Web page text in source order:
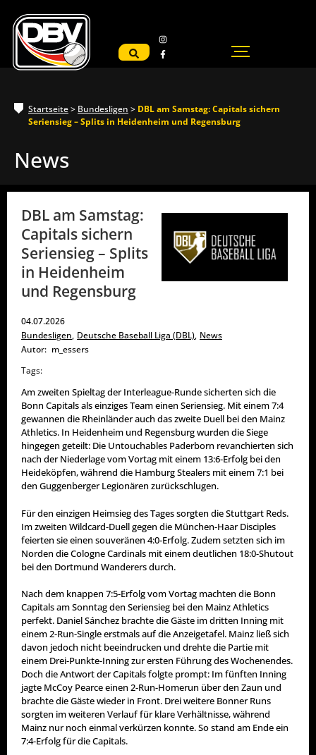
Startseite> Bundesligen > DBL am Samstag: Capitals sichern
Seriensieg – Splits in Heidenheim und Regensburg
News
DBL am Samstag:
Capitals sichern
Seriensieg – Splits
in Heidenheim
und Regensburg
04.07.2026
Bundesligen, Deutsche Baseball Liga (DBL), News
Autor: m_essers
Tags:
Am zweiten Spieltag der Interleague-Runde sicherten sich die
Bonn Capitals als einziges Team einen Seriensieg. Mit einem 7:4
gewannen die Rheinländer auch das zweite Duell bei den Mainz
Athletics. In Heidenheim und Regensburg wurden die Siege
hingegen geteilt: Die Untouchables Paderborn revanchierten sich
nach der Niederlage vom Vortag mit einem 13:6-Erfolg bei den
Heideköpfen, während die Hamburg Stealers mit einem 7:1 bei
den Guggenberger Legionären zurückschlugen.
Für den einzigen Heimsieg des Tages sorgten die Stuttgart Reds.
Im zweiten Wildcard-Duell gegen die München-Haar Disciples
feierten sie einen souveränen 4:0-Erfolg. Zudem setzten sich im
Norden die Cologne Cardinals mit einem deutlichen 18:0-Shutout
bei den Dortmund Wanderers durch.
Nach dem knappen 7:5-Erfolg vom Vortag machten die Bonn
Capitals am Sonntag den Seriensieg bei den Mainz Athletics
perfekt. Daniel Sánchez brachte die Gäste im dritten Inning mit
einem 2-Run-Single erstmals auf die Anzeigetafel. Mainz ließ sich
davon jedoch nicht beeindrucken und drehte die Partie mit
einem Drei-Punkte-Inning zur ersten Führung des Wochenendes.
Doch die Antwort der Capitals folgte prompt: Im fünften Inning
jagte McCoy Pearce einen 2-Run-Homerun über den Zaun und
brachte die Gäste wieder in Front. Drei weitere Bonner Runs
sorgten im weiteren Verlauf für klare Verhältnisse, während
Mainz nur noch einmal verkürzen konnte. So stand am Ende ein
7:4-Erfolg für die Capitals.